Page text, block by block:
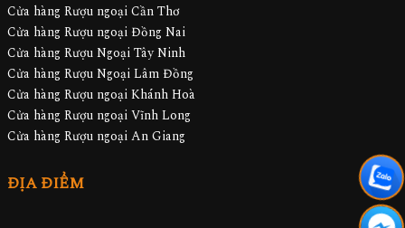
Cửa hàng Rượu ngoại Cần Thơ
Cửa hàng Rượu ngoại Đồng Nai
Cửa hàng Rượu Ngoại Tây Ninh
Cửa hàng Rượu Ngoại Lâm Đồng
Cửa hàng Rượu ngoại Khánh Hoà
Cửa hàng Rượu ngoại Vĩnh Long
Cửa hàng Rượu ngoại An Giang
ĐỊA ĐIỂM